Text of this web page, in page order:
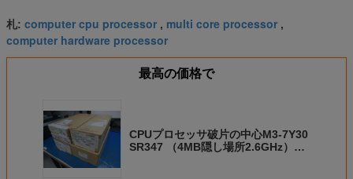
札: computer cpu processor , multi core processor ,
computer hardware processor
最高の価格で
CPUプロセッサ破片の中心M3-7Y30
SR347 （4MB隠し場所2.6GHz）の